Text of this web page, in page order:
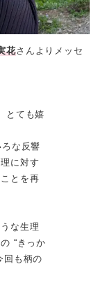
花さんよりメッセ
とても嬉
な反響
に対す
とを再
な生理
“きっか
回も柄の